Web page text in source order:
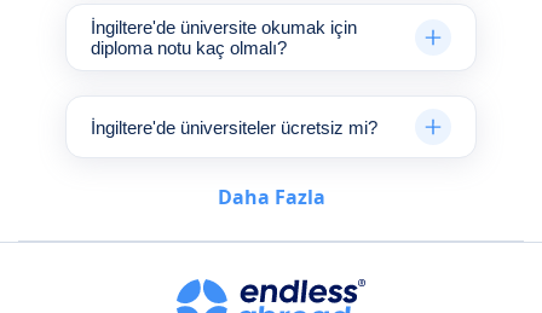
İngiltere'de üniversite okumak için
diploma notu kaç olmalı?
İngiltere'de üniversiteler ücretsiz mi?
Daha Fazla